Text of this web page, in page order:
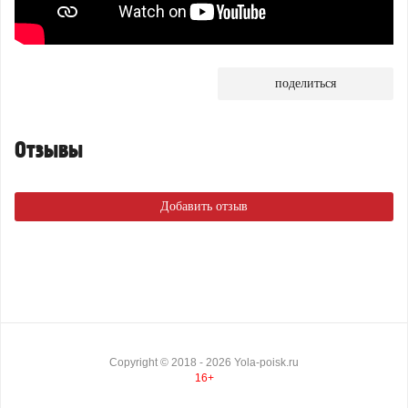
поделиться
Отзывы
Добавить отзыв
Copyright © 2018 - 2026 Yola-poisk.ru
16+